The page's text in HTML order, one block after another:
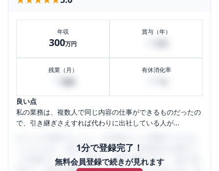
年収
300万円
賞与（年）
残業（月） 有休消化率
良い点
私の業務は、複数人で同じ内容の仕事ができるものだったの
で、引き継ぎさえすれば代わりに出社している人が...
1分で登録完了！
無料会員登録で続きが見れます
うになります。SHEHUB(シーハブ)は、女性限定の企業口コ
ミの投稿サイトです。給与面・女性の働きやすさ・会社の評